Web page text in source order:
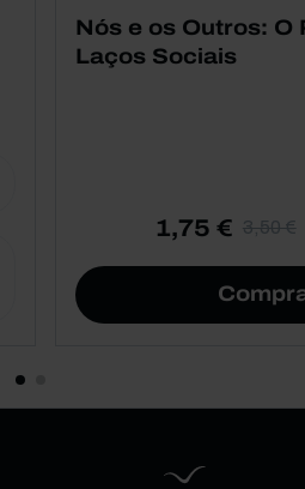
Nós e os Outros: O
Laços Sociais
1,75 € 3,50 €